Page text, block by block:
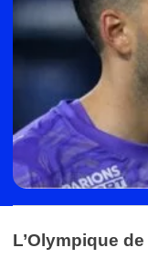
L’Olympique